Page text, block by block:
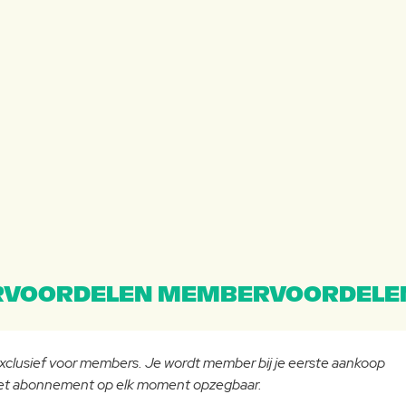
voor members. Je wordt member bij je eerste aankoop
abonnement op elk moment opzegbaar.